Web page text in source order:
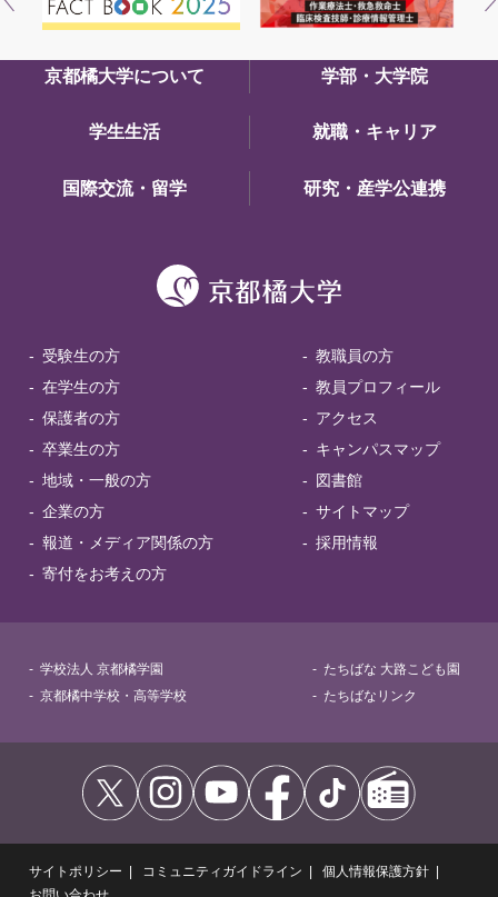
京都橘大学について 学部・大学院
学生生活 就職・キャリア
国際交流・留学 研究・産学公連携
受験生の方
在学生の方
保護者の方
卒業生の方
地域・一般の方
企業の方
報道・メディア関係の方
寄付をお考えの方
教職員の方
教員プロフィール
アクセス
キャンパスマップ
図書館
サイトマップ
採用情報
学校法人 京都橘学園
京都橘中学校・高等学校
たちばな 大路こども園
たちばなリンク
サイトポリシー コミュニティガイドライン
個人情報保護方針